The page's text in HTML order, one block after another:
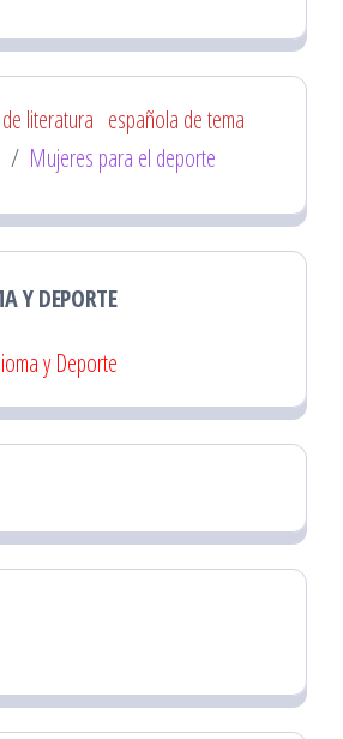
literatura española de tema
/ Mujeres para el deporte
Y DEPORTE